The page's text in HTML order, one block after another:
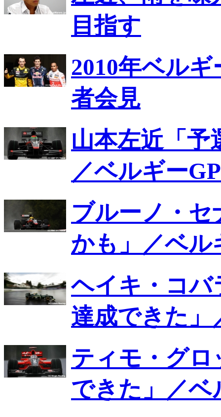
目指す
2010年ベル
者会見
山本左近「予
／ベルギー
ブルーノ・
かも」／ベル
ヘイキ・コバ
達成できた」
ティモ・グ
できた」／ベ